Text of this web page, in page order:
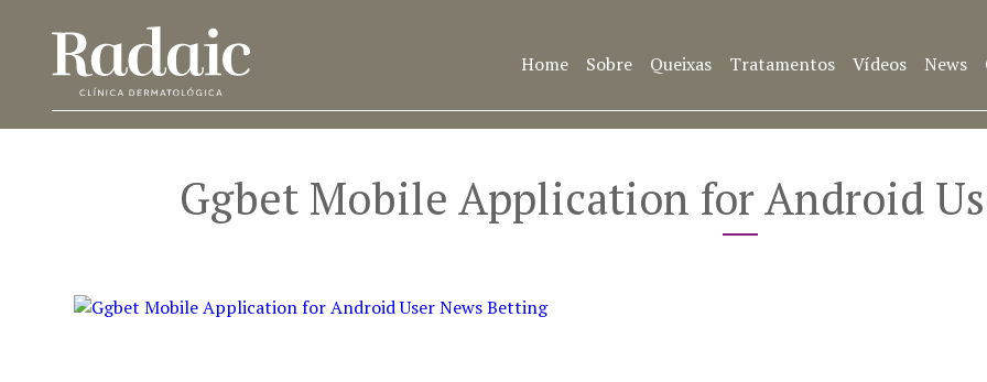
Home Sobre Queixas Tratamentos Vídeos News
Ggbet Mobile Application for Android